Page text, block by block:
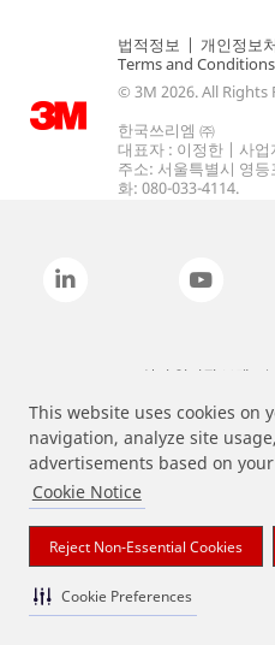
This website uses cookies on
navigation, analyze site
advertisements based on
Cookie Notice
Reject Non-Essential Cookies
Cookie Preferences
법적정보 | 개인정보
Terms and Conditions
© 3M 2026. All Rights
한국쓰리엠 ㈜
대표자 : 이정한 | 사업
주소: 서울특별시 영
화: 080-033-4114.
상기 열거된 브랜드